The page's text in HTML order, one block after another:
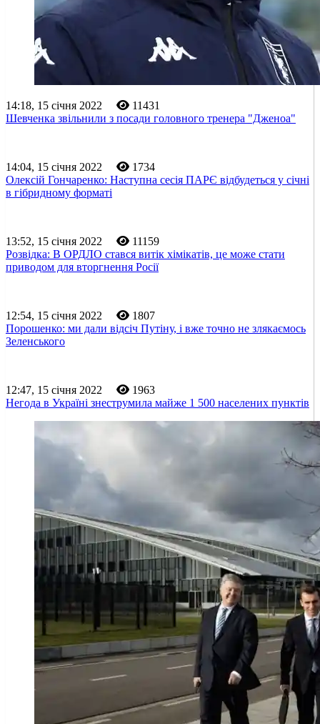
14:18, 15 січня 2022
11431
Шевченка звільнили з посади головного тренера "Дженоа"
14:04, 15 січня 2022
1734
Олексій Гончаренко: Наступна сесія ПАРЄ відбудеться у січні
в гібридному форматі
13:52, 15 січня 2022
11159
Розвідка: В ОРДЛО стався витік хімікатів, це може стати
приводом для вторгнення Росії
12:54, 15 січня 2022
1807
Порошенко: ми дали відсіч Путіну, і вже точно не злякаємось
Зеленського
12:47, 15 січня 2022
1963
Негода в Україні знеструмила майже 1 500 населених пунктів